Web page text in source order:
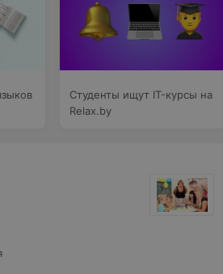
Студенты ищут IT-курсы на
Relax.by